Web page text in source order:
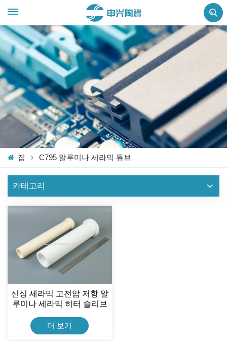
집 C795 알루미나 세라믹 튜브
카테고리
신싱 세라믹 고전압 저항 알
루미나 세라믹 히터 슬리브
더 보기